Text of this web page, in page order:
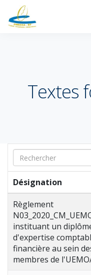
Textes
Désignation
Règlement
instituant un
d'expertise
financière au sein
membres de